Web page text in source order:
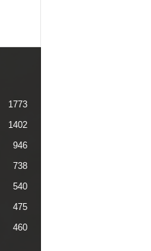
1773
1402
946
738
540
475
460